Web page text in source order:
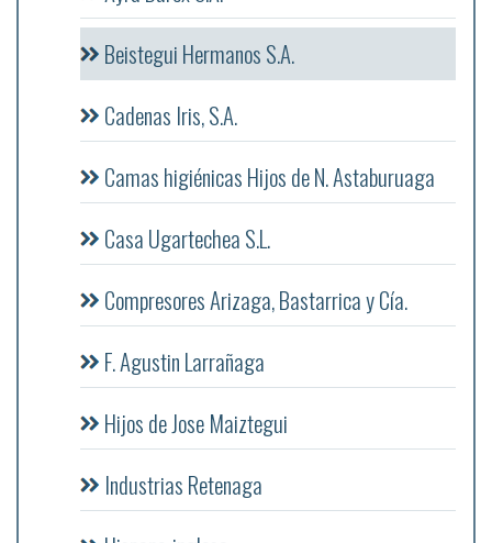
Beistegui Hermanos S.A.
Cadenas Iris, S.A.
Camas higiénicas Hijos de N. Astaburuaga
Casa Ugartechea S.L.
Compresores Arizaga, Bastarrica y Cía.
F. Agustin Larrañaga
Hijos de Jose Maiztegui
Industrias Retenaga